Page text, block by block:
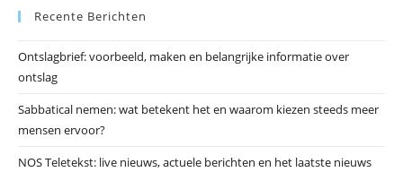
Recente Berichten
Ontslagbrief: voorbeeld, maken en belangrijke informatie over
ontslag
Sabbatical nemen: wat betekent het en waarom kiezen steeds meer
mensen ervoor?
NOS Teletekst: live nieuws, actuele berichten en het laatste nieuws